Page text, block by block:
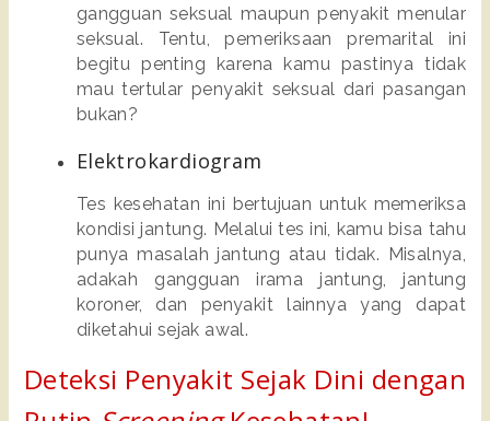
gangguan seksual maupun penyakit menular
seksual. Tentu, pemeriksaan premarital ini
begitu penting karena kamu pastinya tidak
mau tertular penyakit seksual dari pasangan
bukan?
Elektrokardiogram
Tes kesehatan ini bertujuan untuk memeriksa
kondisi jantung. Melalui tes ini, kamu bisa tahu
punya masalah jantung atau tidak. Misalnya,
adakah gangguan irama jantung, jantung
koroner, dan penyakit lainnya yang dapat
diketahui sejak awal.
Deteksi Penyakit Sejak Dini dengan